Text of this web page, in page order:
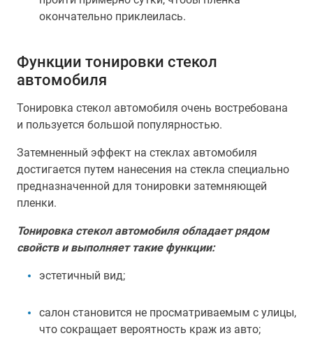
окончательно приклеилась.
Функции тонировки стекол
автомобиля
Тонировка стекол автомобиля очень востребована
и пользуется большой популярностью.
Затемненный эффект на стеклах автомобиля
достигается путем нанесения на стекла специально
предназначенной для тонировки затемняющей
пленки.
Тонировка стекол автомобиля обладает рядом
свойств и выполняет такие функции:
эстетичный вид;
салон становится не просматриваемым с улицы,
что сокращает вероятность краж из авто;